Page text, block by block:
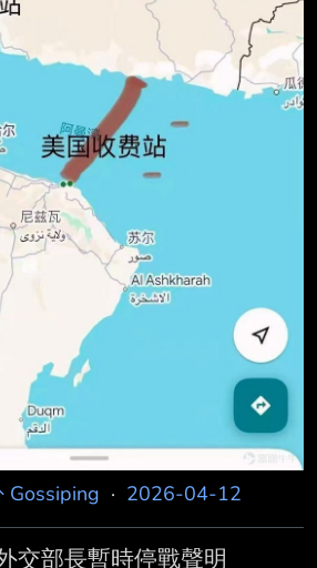
Gossiping · 2026-04-12
交部長暫時停戰聲明